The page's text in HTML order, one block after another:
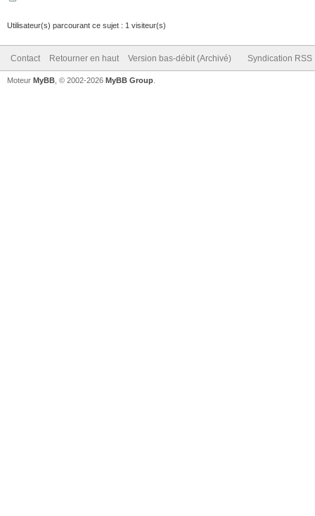
Utilisateur(s) parcourant ce sujet : 1 visiteur(s)
Contact Retourner en haut Version bas-débit (Archivé) Syndication RSS
Moteur MyBB , © 2002-2026 MyBB Group